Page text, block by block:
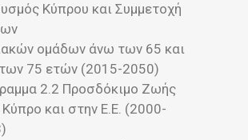
Κύπρου και Συμμετοχή
ομάδων άνω των 65 και
75 ετών (2015-2050)
2.2 Προσδόκιμο Ζωής
Κύπρο και στην Ε.Ε. (2000-